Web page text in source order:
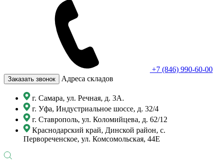
+7 (846) 990-60-00
Заказать звонок Адреса складов
г. Самара, ул. Речная, д. 3А.
г. Уфа, Индустриальное шоссе, д. 32/4
г. Ставрополь, ул. Коломийцева, д. 62/12
Краснодарский край, Динской район, с.
Первореченское, ул. Комсомольская, 44Е